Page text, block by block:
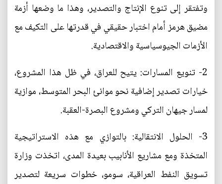
وتفتقر إلى تنوع الإنتاج والتصدير، وهذا ما وضعها أزمة
مضيق هرمز أمام اختبار حقيقي في قدرتها على التكيف مع
الأزمات الجيوسياسية والاقتصادية.
2- تنويع المسارات: يتيح للعراق، في ظل هذا المشروع،
خيارات تصدير إضافية نحو موانئ البحر المتوسط، موازية
لمسار جيهان التركي ومشروع البصرة-العقبة.
3- الحلول الانتقالية: بالتوازي مع هذه الاستراتيجية
المتخذة ومع مشاريع الأنابيب بعيدة المدى، اتخذت وزارة
تسويق النفط العراقية، سومو، خطوات سريعة لتصدير